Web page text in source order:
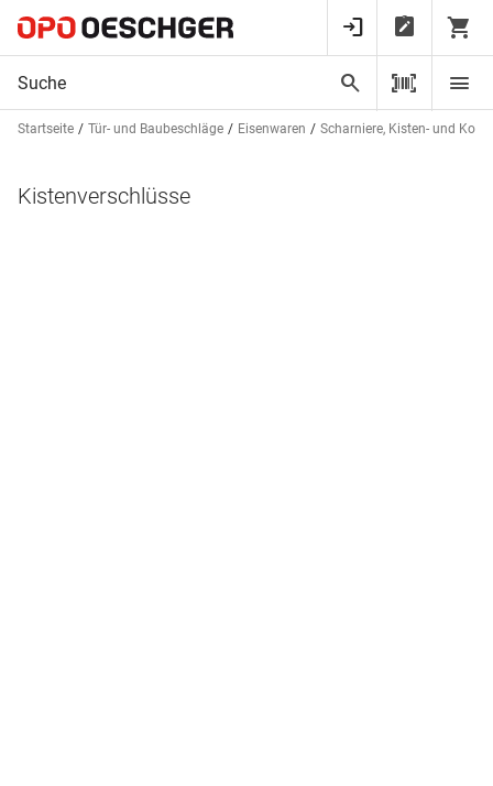
Startseite Tür- und Baubeschläge Eisenwaren Scharniere, Kisten- und
Kistenverschlüsse